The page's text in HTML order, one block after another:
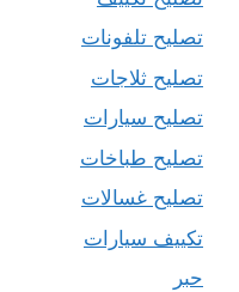
تصليح تلفونات
تصليح ثلاجات
تصليح سيارات
تصليح طباخات
تصليح غسالات
تكييف سيارات
حبر